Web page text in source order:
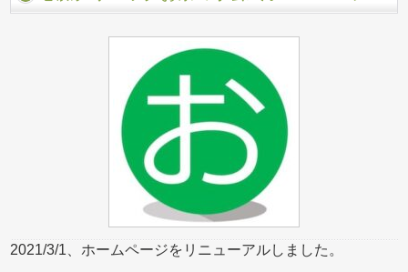
2021/3/1、ホームページをリニューアルしました。